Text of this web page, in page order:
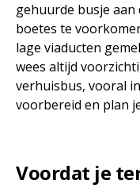
gehuurde busje
boetes te
lage viaducten
wees altijd
verhuisbus, vooral
voorbereid en plan
Voordat je